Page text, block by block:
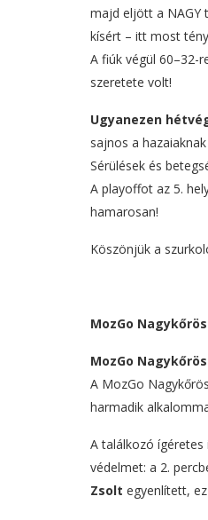
majd eljött a NAGY
kísért – itt most
A fiúk végül 60–32-
szeretete volt!
Ugyanezen
sajnos a
Sérülések és
A playoffot az 5.
hamarosan!
Köszönjük a
MozGo
MozGo
A MozGo
harmadik
A találkozó
védelmet: a 2.
Zsolt egyenlített,